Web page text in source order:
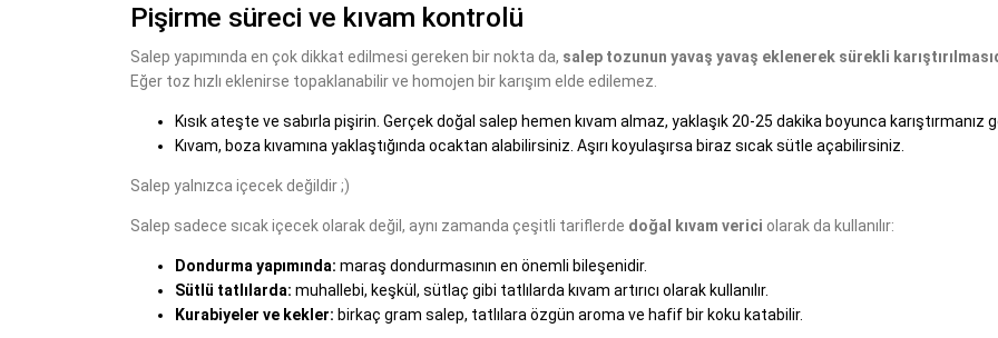
Pişirme süreci ve kıvam kontrolü
Salep yapımında en çok dikkat edilmesi gereken bir nokta da, salep tozunun yavaş yavaş eklenerek sürekli
Eğer toz hızlı eklenirse topaklanabilir ve homojen bir karışım elde edilemez.
Kısık ateşte ve sabırla pişirin. Gerçek doğal salep hemen kıvam almaz, yaklaşık 20-25 dakika boyunca karıştırmanız
Kıvam, boza kıvamına yaklaştığında ocaktan alabilirsiniz. Aşırı koyulaşırsa biraz sıcak sütle açabilirsiniz.
Salep yalnızca içecek değildir ;)
Salep sadece sıcak içecek olarak değil, aynı zamanda çeşitli tariflerde doğal kıvam verici olarak da kullanılır:
Dondurma yapımında: maraş dondurmasının en önemli bileşenidir.
Sütlü tatlılarda: muhallebi, keşkül, sütlaç gibi tatlılarda kıvam artırıcı olarak kullanılır.
Kurabiyeler ve kekler: birkaç gram salep, tatlılara özgün aroma ve hafif bir koku katabilir.